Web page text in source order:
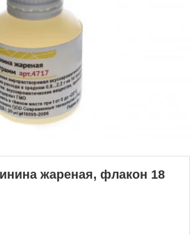
жареная, флакон 18